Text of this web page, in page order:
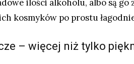
ilości alkoholu, albo są go
kosmyków po prostu
– więcej niż tylko